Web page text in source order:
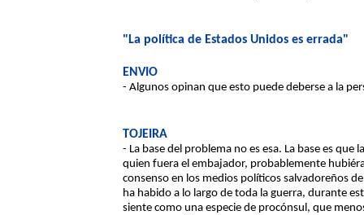
"La política de Estados Unidos es errada"
ENVIO
- Algunos opinan que esto puede deberse a la
TOJEIRA
- La base del problema no es esa. La base es
quien fuera el embajador, probablemente
consenso en los medios políticos salvadoreños
ha habido a lo largo de toda la guerra, durante
siente como una especie de procónsul, que